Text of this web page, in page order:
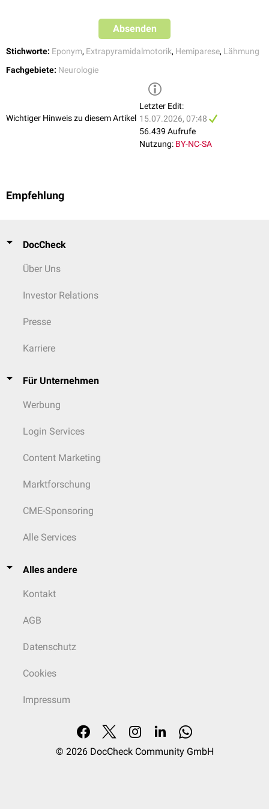
Wernicke-Mann-Gangbild
Absenden
Stichworte: Eponym, Extrapyramidalmotorik, Hemiparese, Lähmung
Fachgebiete: Neurologie
Wichtiger Hinweis zu diesem Artikel
Letzter Edit:
15.07.2026, 07:48
56.439 Aufrufe
Nutzung: BY-NC-SA
Empfehlung
DocCheck
Über Uns
Investor Relations
Presse
Karriere
Für Unternehmen
Werbung
Login Services
Content Marketing
Marktforschung
CME-Sponsoring
Alle Services
Alles andere
Kontakt
AGB
Datenschutz
Cookies
Impressum
© 2026 DocCheck Community GmbH